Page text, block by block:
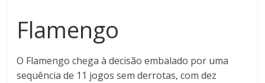
Flamengo
O Flamengo chega à decisão embalado por uma
sequência de 11 jogos sem derrotas, com dez